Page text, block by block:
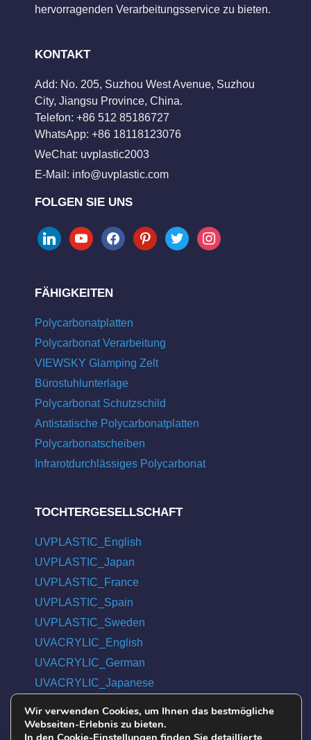
hervorragenden Verarbeitungsservice zu bieten.
KONTAKT
Add: No. 205, Suzhou West Avenue, Suzhou
City, Jiangsu Province, China.
Telefon: +86 512 85186727
WhatsApp: +86 18118123076
WeChat: uvplastic2003
E-Mail: info@uvplastic.com
FOLGEN SIE UNS
linkedinyoutubefacebookpinteresttwitter instagram
FÄHIGKEITEN
Polycarbonatplatten
Polycarbonat Verarbeitung
VIEWSKY Glamping Zelt
Bürostuhlunterlage
Polycarbonat Schutzschild
Antistatische Polycarbonatplatten
Polycarbonatscheiben
Infrarotdurchlässiges Polycarbonat
TOCHTERGESELLSCHAFT
UVPLASTIC_English
UVPLASTIC_Japan
UVPLASTIC_France
UVPLASTIC_Spain
UVPLASTIC_Sweden
UVACRYLIC_English
UVACRYLIC_German
UVACRYLIC_Japanese
UVACRYLIC_French
Wir verwenden Cookies, um Ihnen das bestmögliche
Webseiten-Erlebnis zu bieten.
In den Cookie-Einstellungen finden Sie detaillierte